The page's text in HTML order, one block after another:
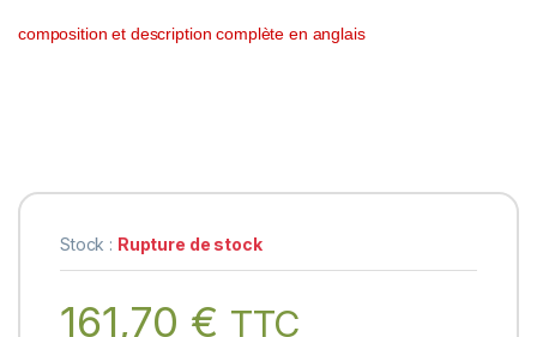
composition et description complète en anglais
Stock : Rupture de stock
161,70 € TTC